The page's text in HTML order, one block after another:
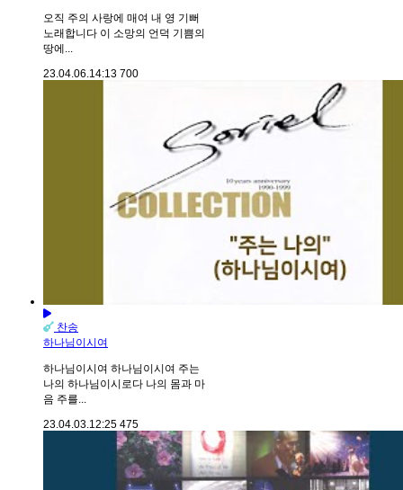
오직 주의 사랑에 매여 내 영 기뻐
노래합니다 이 소망의 언덕 기쁨의
땅에...
23.04.06.14:13 700
찬송
하나님이시여
하나님이시여 하나님이시여 주는
나의 하나님이시로다 나의 몸과 마
음 주를...
23.04.03.12:25 475